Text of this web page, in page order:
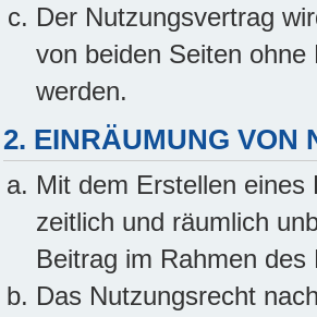
Der Nutzungsvertrag
von beiden Seiten
werden.
2. EINRÄUMUNG VON
Mit dem Erstellen
zeitlich und räumlich
Beitrag im Rahmen
Das Nutzungsrecht